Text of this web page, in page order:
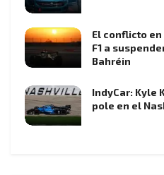
El conflicto
F1 a
Bahréin
IndyCar: Kyle
pole en el